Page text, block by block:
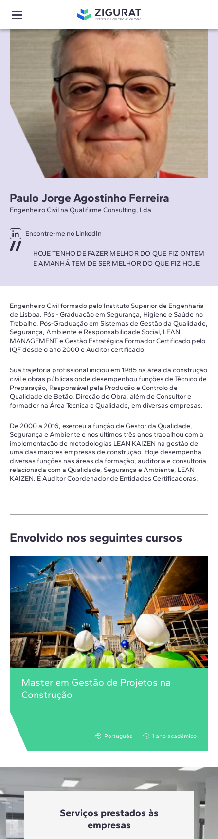
Paulo Jorge Agostinho Ferreira
Engenheiro Civil na Qualifirme Consulting, Lda
Encontre-me no LinkedIn
HOJE TENHO DE FAZER MELHOR DO QUE FIZ ONTEM
E AMANHÃ TEM DE SER MELHOR DO QUE FIZ HOJE
Engenheiro Civil formado pelo Instituto Superior de Engenharia
de Lisboa. Pós - Graduação em Segurança, Higiene e Saúde no
Trabalho. Pós-Graduação em Sistemas de Gestão da Qualidade,
Segurança, Ambiente e Responsabilidade Social, LEAN
MANAGEMENT e Gestão Estratégica Formador Certificado pelo
IQF desde o ano 2000 e Auditor certificado.
Sua trajetória profissional iniciou em 1985 na área da construção
civil e obras públicas onde desempenhou funções de Técnico de
Preparação, Responsável pela Produção e Controlo de
Qualidade de Betão, Direção de Obra, além de Consultor e
formador na Área Técnica e Qualidade, em diversas empresas.
De 2000 a 2016, exerceu a função de Gestor da Qualidade,
Segurança e Ambiente e nos últimos três anos trabalhou com a
implementação de metodologias LEAN KAIZEN na gestão de
uma das maiores empresas de construção. Hoje desempenha
diversas funções nas áreas da formação, auditoria e consultoria
relacionada com a Qualidade, Segurança e Ambiente, LEAN
KAIZEN. É Auditor Coordenador de Entidades Certificadoras.
Envolvido nos seguintes cursos
Master em Gestão de Projetos na
Construção
Português 1 ano acadêmico
Serviços prestados às
empresas